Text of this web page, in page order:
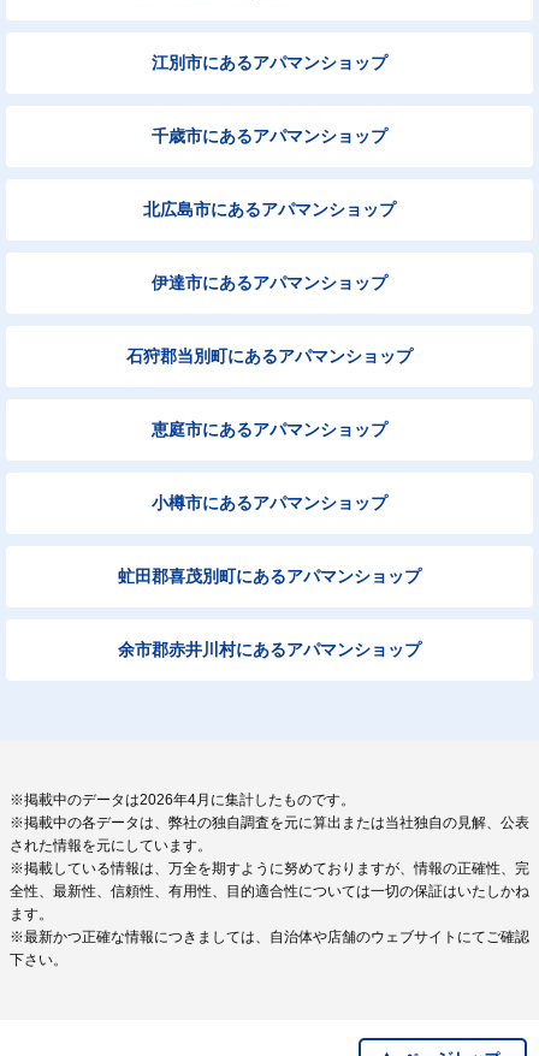
江別市にあるアパマンショップ
千歳市にあるアパマンショップ
北広島市にあるアパマンショップ
伊達市にあるアパマンショップ
石狩郡当別町にあるアパマンショップ
恵庭市にあるアパマンショップ
小樽市にあるアパマンショップ
虻田郡喜茂別町にあるアパマンショップ
余市郡赤井川村にあるアパマンショップ
※掲載中のデータは2026年4月に集計したものです。
※掲載中の各データは、弊社の独自調査を元に算出または当社独自の見解、公表
された情報を元にしています。
※掲載している情報は、万全を期すように努めておりますが、情報の正確性、完
全性、最新性、信頼性、有用性、目的適合性については一切の保証はいたしかね
ます。
※最新かつ正確な情報につきましては、自治体や店舗のウェブサイトにてご確認
下さい。